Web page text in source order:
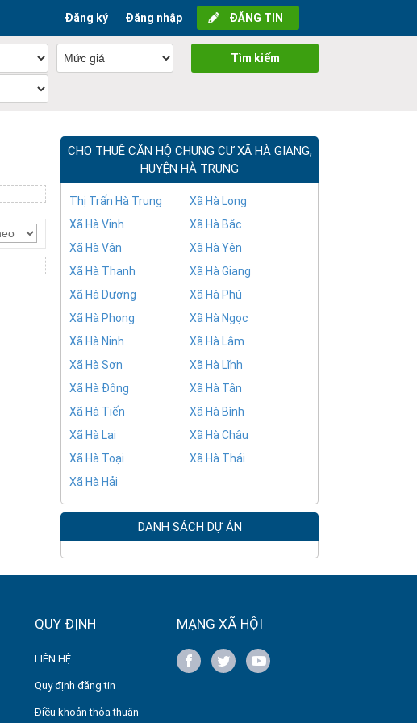
ĐĂNG TIN
Đăng nhập
Đăng ký
Tìm kiếm
CHO THUÊ CĂN HỘ CHUNG CƯ XÃ HÀ GIANG,
HUYỆN HÀ TRUNG
Thị Trấn Hà Trung
Xã Hà Long
Xã Hà Vinh
Xã Hà Bắc
Xã Hà Vân
Xã Hà Yên
Xã Hà Thanh
Xã Hà Giang
Xã Hà Dương
Xã Hà Phú
Xã Hà Phong
Xã Hà Ngọc
Xã Hà Ninh
Xã Hà Lâm
Xã Hà Sơn
Xã Hà Lĩnh
Xã Hà Đông
Xã Hà Tân
Xã Hà Tiến
Xã Hà Bình
Xã Hà Lai
Xã Hà Châu
Xã Hà Toại
Xã Hà Thái
Xã Hà Hải
DANH SÁCH DỰ ÁN
QUY ĐỊNH
LIÊN HỆ
Quy định đăng tin
Điều khoản thỏa thuận
MẠNG XÃ HỘI